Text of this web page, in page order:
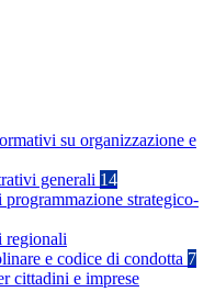
su organizzazione e
generali 14
strategico-
regionali
e codice di condotta 7
cittadini e imprese